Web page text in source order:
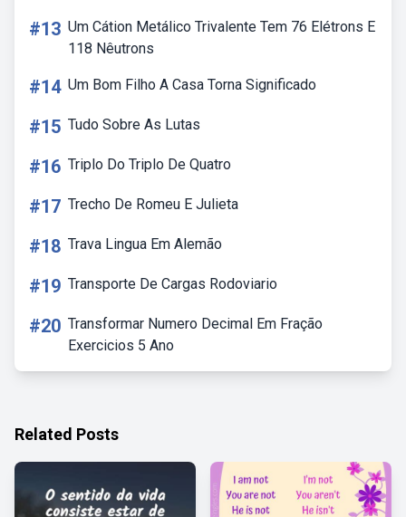
#13 Um Cátion Metálico Trivalente Tem 76 Elétrons E
118 Nêutrons
#14 Um Bom Filho A Casa Torna Significado
#15 Tudo Sobre As Lutas
#16 Triplo Do Triplo De Quatro
#17 Trecho De Romeu E Julieta
#18 Trava Lingua Em Alemão
#19 Transporte De Cargas Rodoviario
#20 Transformar Numero Decimal Em Fração
Exercicios 5 Ano
Related Posts